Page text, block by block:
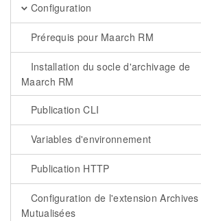
Configuration
Prérequis pour Maarch RM
Installation du socle d'archivage de
Maarch RM
Publication CLI
Variables d'environnement
Publication HTTP
Configuration de l'extension Archives
Mutualisées